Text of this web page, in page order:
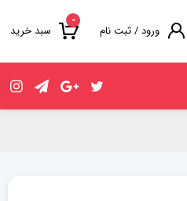
۰
سبد خرید ورود / ثبت نام